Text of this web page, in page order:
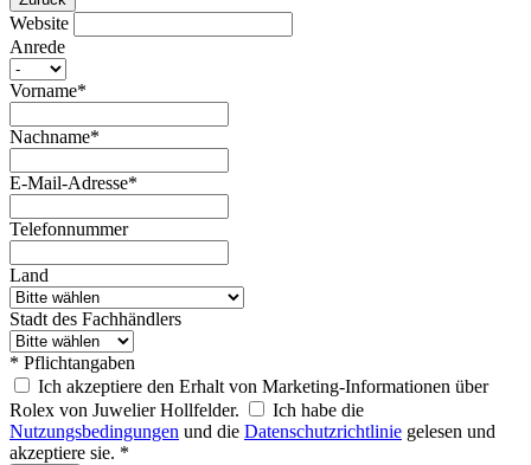
Website
Anrede
Vorname*
Nachname*
E-Mail-Adresse*
Telefonnummer
Land
Stadt des Fachhändlers
* Pflichtangaben
Ich akzeptiere den Erhalt von Marketing-Informationen über
Rolex von Juwelier Hollfelder.
Ich habe die
Nutzungsbedingungen und die Datenschutzrichtlinie gelesen und
akzeptiere sie. *